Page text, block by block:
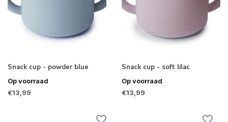
Snack cup - powder blue
Op voorraad
€13,99
Snack cup - soft lilac
Op voorraad
€13,99